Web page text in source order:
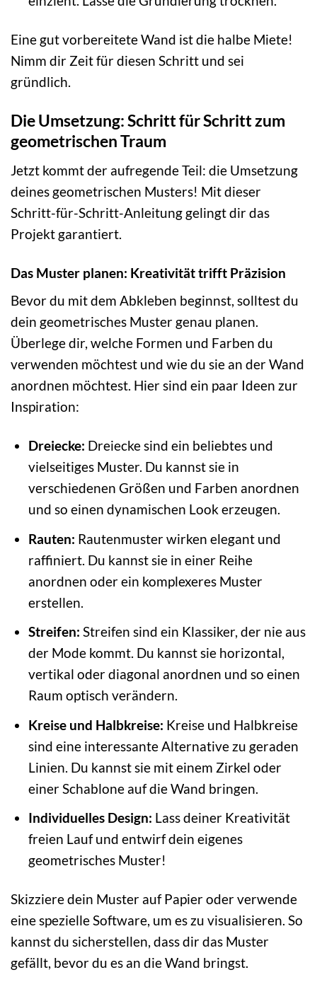
Eine gut vorbereitete Wand ist die halbe Miete!
Nimm dir Zeit für diesen Schritt und sei
gründlich.
Die Umsetzung: Schritt für Schritt zum
geometrischen Traum
Jetzt kommt der aufregende Teil: die Umsetzung
deines geometrischen Musters! Mit dieser
Schritt-für-Schritt-Anleitung gelingt dir das
Projekt garantiert.
Das Muster planen: Kreativität trifft Präzision
Bevor du mit dem Abkleben beginnst, solltest du
dein geometrisches Muster genau planen.
Überlege dir, welche Formen und Farben du
verwenden möchtest und wie du sie an der Wand
anordnen möchtest. Hier sind ein paar Ideen zur
Inspiration:
Dreiecke: Dreiecke sind ein beliebtes und
vielseitiges Muster. Du kannst sie in
verschiedenen Größen und Farben anordnen
und so einen dynamischen Look erzeugen.
Rauten: Rautenmuster wirken elegant und
raffiniert. Du kannst sie in einer Reihe
anordnen oder ein komplexeres Muster
erstellen.
Streifen: Streifen sind ein Klassiker, der nie aus
der Mode kommt. Du kannst sie horizontal,
vertikal oder diagonal anordnen und so einen
Raum optisch verändern.
Kreise und Halbkreise: Kreise und Halbkreise
sind eine interessante Alternative zu geraden
Linien. Du kannst sie mit einem Zirkel oder
einer Schablone auf die Wand bringen.
Individuelles Design: Lass deiner Kreativität
freien Lauf und entwirf dein eigenes
geometrisches Muster!
Skizziere dein Muster auf Papier oder verwende
eine spezielle Software, um es zu visualisieren. So
kannst du sicherstellen, dass dir das Muster
gefällt, bevor du es an die Wand bringst.